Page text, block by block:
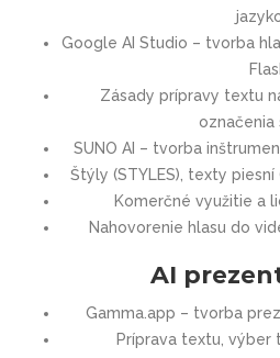
Google AI Studio – tvorba
Zásady prípravy textu
označenia
SUNO AI – tvorba
Štýly (STYLES), texty piesní
Komerčné využitie a
Nahovorenie hlasu do
AI
Gamma.app – tvorba
Príprava textu, výber